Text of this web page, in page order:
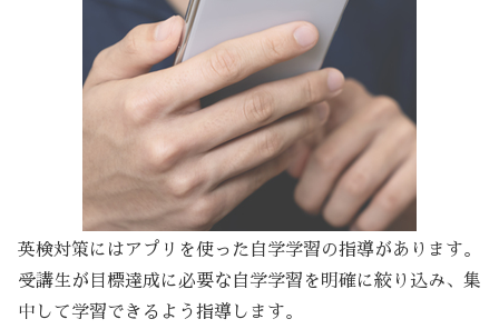
英検対策にはアプリを使った自学学習の指導があります。
受講生が目標達成に必要な自学学習を明確に絞り込み、集
中して学習できるよう指導します。